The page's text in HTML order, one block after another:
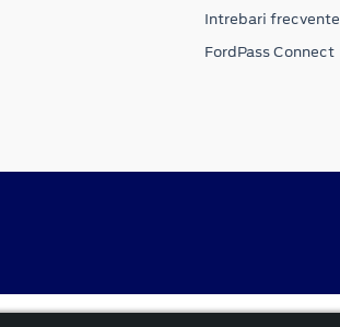
Intrebari frecvente
FordPass Connect